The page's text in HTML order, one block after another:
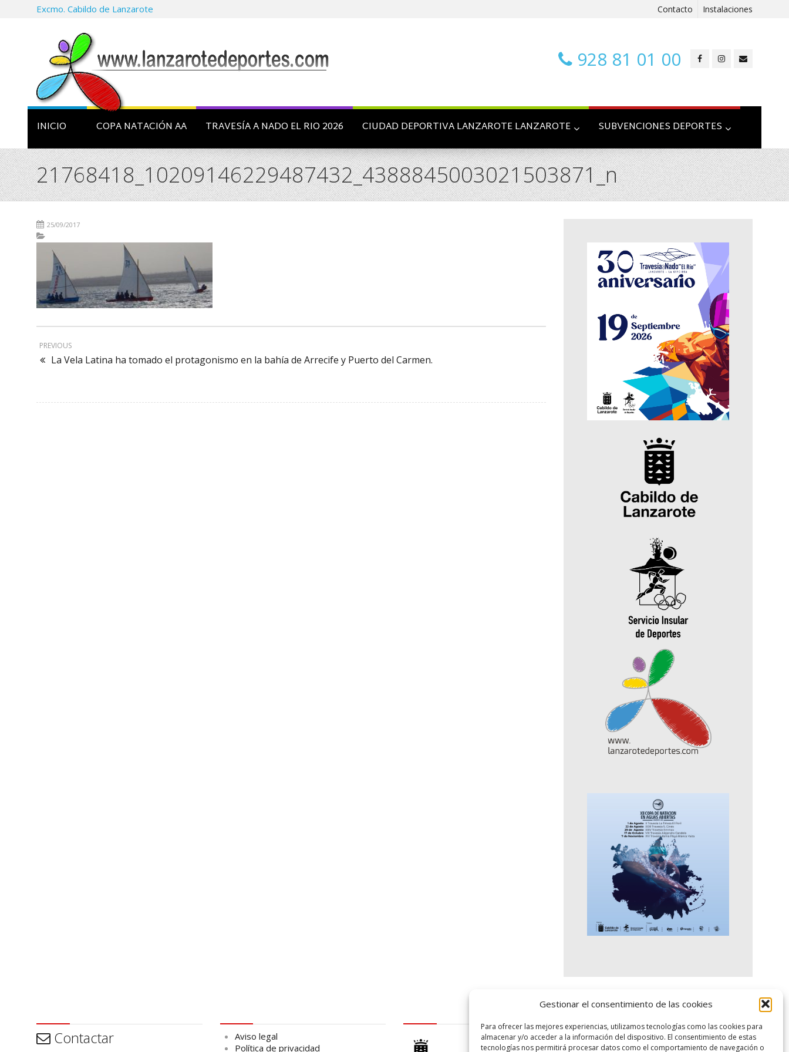
Gestionar el consentimiento de las cookies
Para ofrecer las mejores experiencias, utilizamos tecnologías como las cookies para
almacenar y/o acceder a la información del dispositivo. El consentimiento de estas
tecnologías nos permitirá procesar datos como el comportamiento de navegación o
Excmo. Cabildo de Lanzarote Contacto Instalaciones
928 81 01 00
INICIO COPA NATACIÓN AA TRAVESÍA A NADO EL RIO 2026 CIUDAD DEPORTIVA LANZAROTE LANZAROTE SUBVENCIONES DEPORTES
21768418_10209146229487432_4388845003021503871_n
25/09/2017
PREVIOUS
La Vela Latina ha tomado el protagonismo en la bahía de Arrecife y Puerto del Carmen.
Contactar
Aviso legal
Política de privacidad
logo SID